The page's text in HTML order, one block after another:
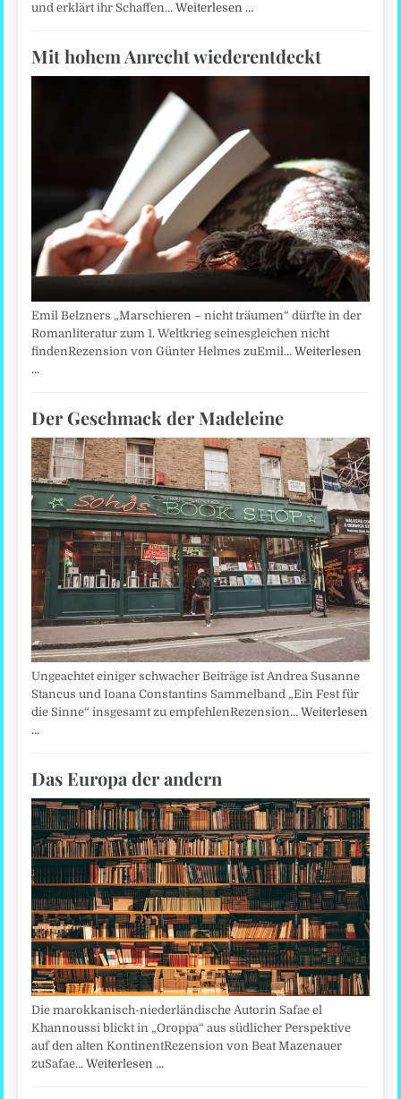
und erklärt ihr Schaffen…Weiterlesen …
Mit hohem Anrecht wiederentdeckt
Emil Belzners „Marschieren – nicht träumen“ dürfte in der
Romanliteratur zum 1. Weltkrieg seinesgleichen nicht
findenRezension von Günter Helmes zuEmil…Weiterlesen
…
Der Geschmack der Madeleine
Ungeachtet einiger schwacher Beiträge ist Andrea Susanne
Stancus und Ioana Constantins Sammelband „Ein Fest für
die Sinne“ insgesamt zu empfehlenRezension…Weiterlesen
…
Das Europa der andern
Die marokkanisch-niederländische Autorin Safae el
Khannoussi blickt in „Oroppa“ aus südlicher Perspektive
auf den alten KontinentRezension von Beat Mazenauer
zuSafae…Weiterlesen …